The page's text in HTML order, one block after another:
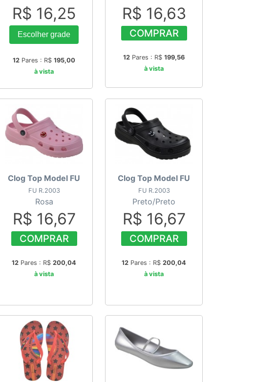
R$ 16,25
Escolher grade
12 Pares : R$ 195,00
à vista
R$ 16,63
COMPRAR
12 Pares : R$ 199,56
à vista
Clog Top Model FU
FU R.2003
Rosa
R$ 16,67
COMPRAR
12 Pares : R$ 200,04
à vista
Clog Top Model FU
FU R.2003
Preto/Preto
R$ 16,67
COMPRAR
12 Pares : R$ 200,04
à vista